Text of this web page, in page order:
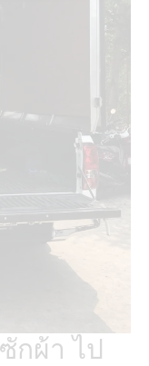
กผ้า ไป